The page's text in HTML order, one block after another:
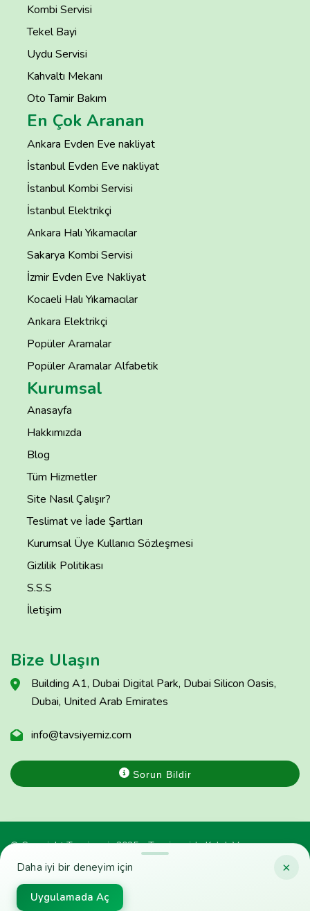
×
Daha iyi bir deneyim için
Uygulamada Aç
Kombi Servisi
Tekel Bayi
Uydu Servisi
Kahvaltı Mekanı
Oto Tamir Bakım
En Çok Aranan
Ankara Evden Eve nakliyat
İstanbul Evden Eve nakliyat
İstanbul Kombi Servisi
İstanbul Elektrikçi
Ankara Halı Yıkamacılar
Sakarya Kombi Servisi
İzmir Evden Eve Nakliyat
Kocaeli Halı Yıkamacılar
Ankara Elektrikçi
Popüler Aramalar
Popüler Aramalar Alfabetik
Kurumsal
Anasayfa
Hakkımızda
Blog
Tüm Hizmetler
Site Nasıl Çalışır?
Teslimat ve İade Şartları
Kurumsal Üye Kullanıcı Sözleşmesi
Gizlilik Politikası
S.S.S
İletişim
Bize Ulaşın
Building A1, Dubai Digital Park, Dubai Silicon Oasis,
Dubai, United Arab Emirates
info@tavsiyemiz.com
Sorun Bildir
© Copyright Tavsiyemiz 2025 - Tavsiyemiz'e Kulak Ver